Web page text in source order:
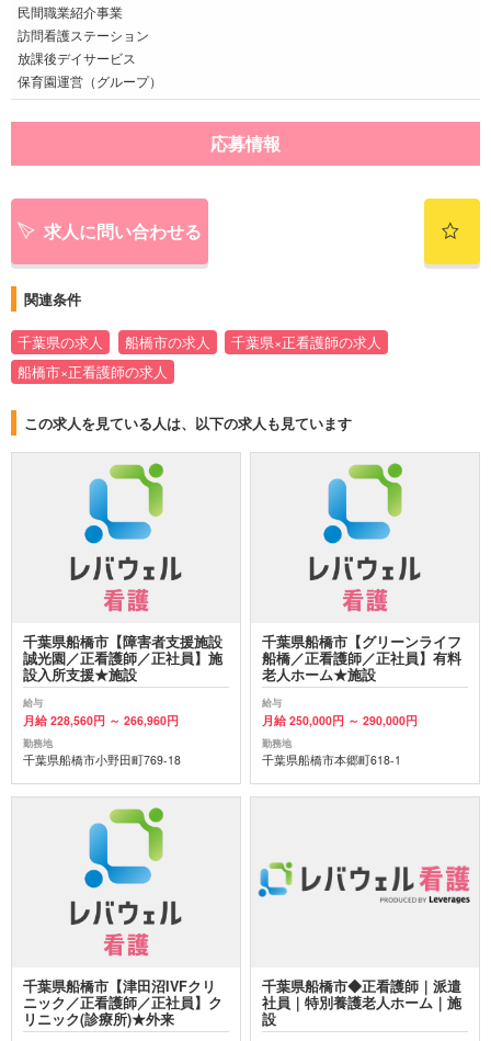
民間職業紹介事業
訪問看護ステーション
放課後デイサービス
保育園運営（グループ）
応募情報
求人に問い合わせる
関連条件
千葉県の求人 船橋市の求人
千葉県×正看護師の求人
船橋市×正看護師の求人
この求人を見ている人は、以下の求人も見ています
千葉県船橋市【障害者支援施設
誠光園／正看護師／正社員】施
設入所支援★施設
給与
月給 228,560円 ～ 266,960円
勤務地
千葉県船橋市小野田町769-18
千葉県船橋市【グリーンライフ
船橋／正看護師／正社員】有料
老人ホーム★施設
給与
月給 250,000円 ～ 290,000円
勤務地
千葉県船橋市本郷町618-1
千葉県船橋市【津田沼IVFクリ
ニック／正看護師／正社員】ク
リニック(診療所)★外来
千葉県船橋市◆正看護師｜派遣
社員｜特別養護老人ホーム｜施
設